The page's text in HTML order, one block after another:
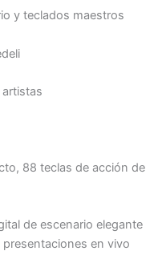
y teclados maestros
artistas
88 teclas de acción de
de escenario elegante
en vivo